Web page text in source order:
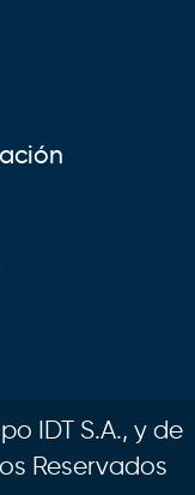
IDT S.A., y de
Reservados